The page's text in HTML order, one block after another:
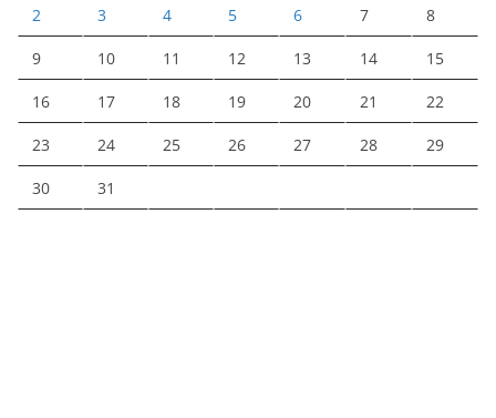
2 3 4 5 6 7 8
9 10 11 12 13 14 15
16 17 18 19 20 21 22
23 24 25 26 27 28 29
30 31